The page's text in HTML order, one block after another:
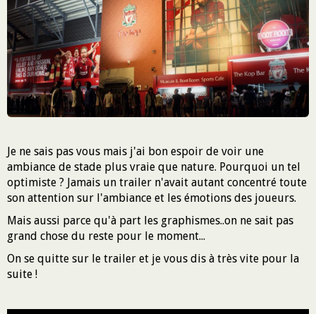
Je ne sais pas vous mais j'ai bon espoir de voir une
ambiance de stade plus vraie que nature. Pourquoi un tel
optimiste ? Jamais un trailer n'avait autant concentré toute
son attention sur l'ambiance et les émotions des joueurs.
Mais aussi parce qu'à part les graphismes..on ne sait pas
grand chose du reste pour le moment...
On se quitte sur le trailer et je vous dis à très vite pour la
suite !